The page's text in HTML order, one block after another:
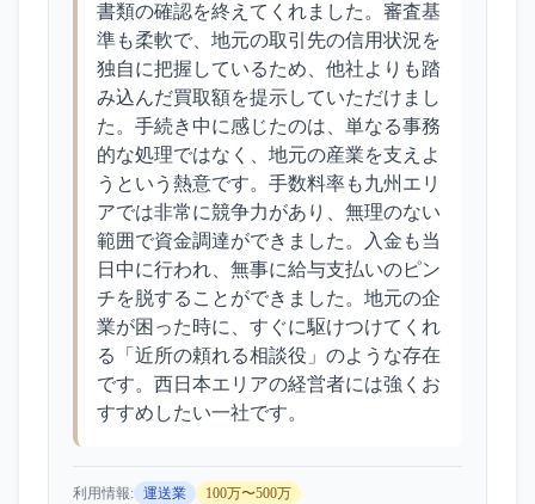
書類の確認を終えてくれました。審査基
準も柔軟で、地元の取引先の信用状況を
独自に把握しているため、他社よりも踏
み込んだ買取額を提示していただけまし
た。手続き中に感じたのは、単なる事務
的な処理ではなく、地元の産業を支えよ
うという熱意です。手数料率も九州エリ
アでは非常に競争力があり、無理のない
範囲で資金調達ができました。入金も当
日中に行われ、無事に給与支払いのピン
チを脱することができました。地元の企
業が困った時に、すぐに駆けつけてくれ
る「近所の頼れる相談役」のような存在
です。西日本エリアの経営者には強くお
すすめしたい一社です。
利用情報: 運送業 100万〜500万